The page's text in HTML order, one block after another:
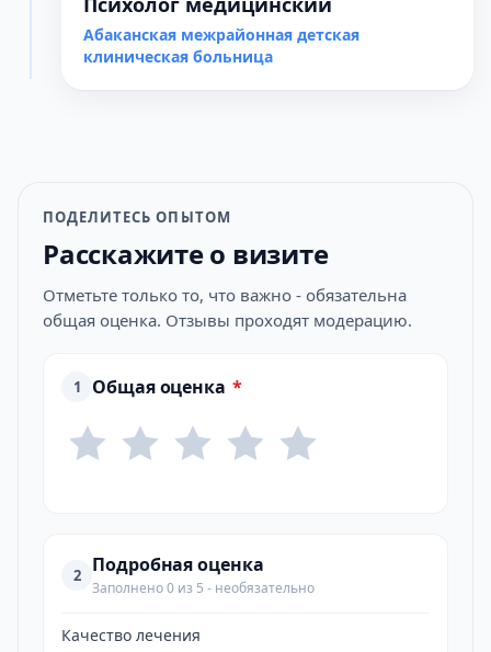
Абаканская межрайонная детская
клиническая больница
ПОДЕЛИТЕСЬ ОПЫТОМ
Расскажите о визите
Отметьте только то, что важно - обязательна
общая оценка. Отзывы проходят модерацию.
1 Общая оценка *
2 Подробная оценка
Заполнено 0 из 5 - необязательно
Качество лечения